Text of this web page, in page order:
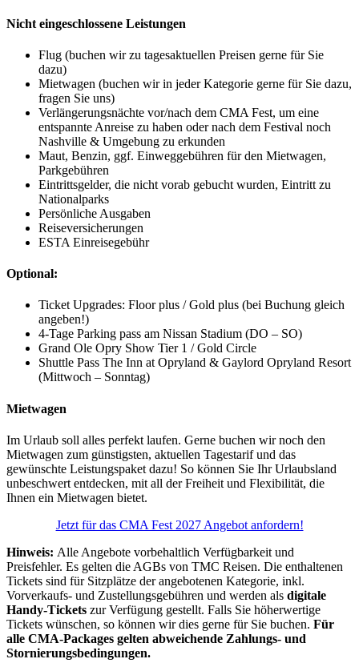
Nicht eingeschlossene Leistungen
Flug (buchen wir zu tagesaktuellen Preisen gerne für Sie
dazu)
Mietwagen (buchen wir in jeder Kategorie gerne für Sie dazu,
fragen Sie uns)
Verlängerungsnächte vor/nach dem CMA Fest, um eine
entspannte Anreise zu haben oder nach dem Festival noch
Nashville & Umgebung zu erkunden
Maut, Benzin, ggf. Einweggebühren für den Mietwagen,
Parkgebühren
Eintrittsgelder, die nicht vorab gebucht wurden, Eintritt zu
Nationalparks
Persönliche Ausgaben
Reiseversicherungen
ESTA Einreisegebühr
Optional:
Ticket Upgrades: Floor plus / Gold plus (bei Buchung gleich
angeben!)
4-Tage Parking pass am Nissan Stadium (DO – SO)
Grand Ole Opry Show Tier 1 / Gold Circle
Shuttle Pass The Inn at Opryland & Gaylord Opryland Resort
(Mittwoch – Sonntag)
Mietwagen
Im Urlaub soll alles perfekt laufen. Gerne buchen wir noch den
Mietwagen zum günstigsten, aktuellen Tagestarif und das
gewünschte Leistungspaket dazu! So können Sie Ihr Urlaubsland
unbeschwert entdecken, mit all der Freiheit und Flexibilität, die
Ihnen ein Mietwagen bietet.
Jetzt für das CMA Fest 2027 Angebot anfordern!
Hinweis: Alle Angebote vorbehaltlich Verfügbarkeit und
Preisfehler. Es gelten die AGBs von TMC Reisen. Die enthaltenen
Tickets sind für Sitzplätze der angebotenen Kategorie, inkl.
Vorverkaufs- und Zustellungsgebühren und werden als digitale
Handy-Tickets zur Verfügung gestellt. Falls Sie höherwertige
Tickets wünschen, so können wir dies gerne für Sie buchen. Für
alle CMA-Packages gelten abweichende Zahlungs- und
Stornierungsbedingungen.